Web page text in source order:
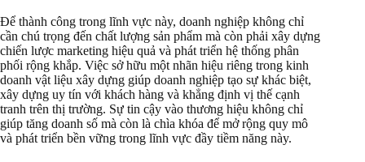
Để thành công trong lĩnh vực này, doanh nghiệp không chỉ
cần chú trọng đến chất lượng sản phẩm mà còn phải xây dựng
chiến lược marketing hiệu quả và phát triển hệ thống phân
phối rộng khắp. Việc sở hữu một nhãn hiệu riêng trong kinh
doanh vật liệu xây dựng giúp doanh nghiệp tạo sự khác biệt,
xây dựng uy tín với khách hàng và khẳng định vị thế cạnh
tranh trên thị trường. Sự tin cậy vào thương hiệu không chỉ
giúp tăng doanh số mà còn là chìa khóa để mở rộng quy mô
và phát triển bền vững trong lĩnh vực đầy tiềm năng này.